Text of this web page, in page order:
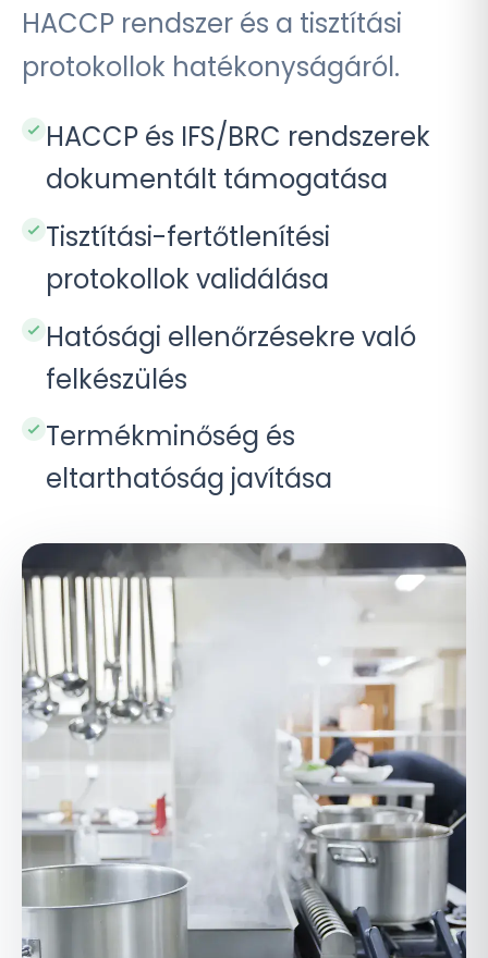
HACCP rendszer és a tisztítási
protokollok hatékonyságáról.
HACCP és IFS/BRC rendszerek
dokumentált támogatása
Tisztítási-fertőtlenítési
protokollok validálása
Hatósági ellenőrzésekre való
felkészülés
Termékminőség és
eltarthatóság javítása